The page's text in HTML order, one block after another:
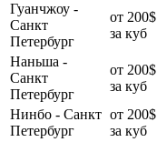
Гуанчжоу -
Санкт
Петербург
от 200$
за куб
Наньша -
Санкт
Петербург
от 200$
за куб
Нинбо - Санкт
Петербург
от 200$
за куб